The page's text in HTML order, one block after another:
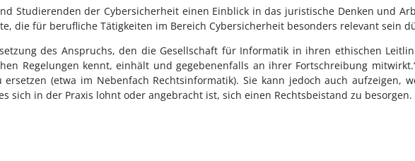
Studierenden der Cybersicherheit einen Einblick in das juristische Denken und
die für berufliche Tätigkeiten im Bereich Cybersicherheit besonders relevant sein
des Anspruchs, den die Gesellschaft für Informatik in ihren ethischen
Regelungen kennt, einhält und gegebenenfalls an ihrer Fortschreibung
ersetzen (etwa im Nebenfach Rechtsinformatik). Sie kann jedoch auch aufzeigen,
sich in der Praxis lohnt oder angebracht ist, sich einen Rechtsbeistand zu besorgen.